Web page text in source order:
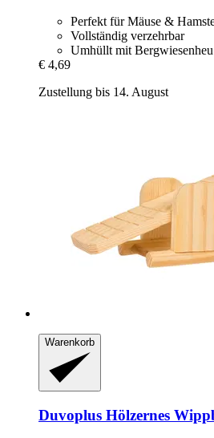
Perfekt für Mäuse &
Vollständig verzehrbar
Umhüllt mit Bergwiesenheu
€ 4,69
Zustellung bis 14. August
Warenkorb
Duvoplus Hölzernes